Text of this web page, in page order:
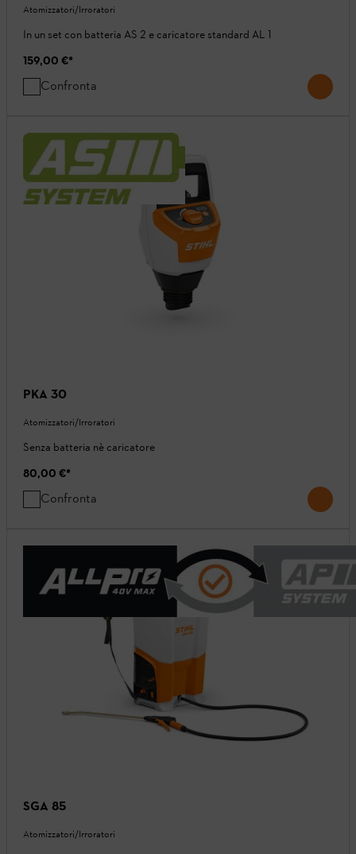
Atomizzatori/Irroratori
In un set con batteria AS 2 e caricatore standard AL 1
159,00 €*
Confronta
PKA 30
Atomizzatori/Irroratori
Senza batteria nè caricatore
80,00 €*
Confronta
SGA 85
Atomizzatori/Irroratori